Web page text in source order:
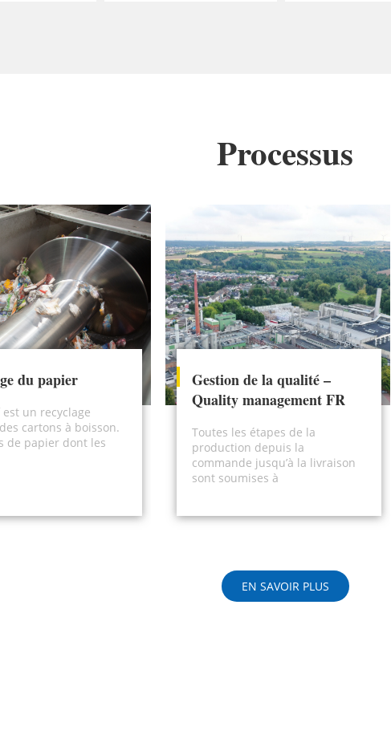
Processus
du papier
est un recyclage
cartons à boisson.
de papier dont les
Gestion de la qualité –
Quality management FR
Toutes les étapes de la
production depuis la
commande jusqu’à la livraison
sont soumises à
EN SAVOIR PLUS